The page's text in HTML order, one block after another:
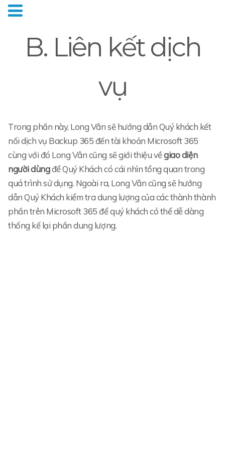
B. Liên kết dịch
vụ
Trong phần này, Long Vân sẽ hướng dẫn Quý khách kết
nối dịch vụ Backup 365 đến tài khoản Microsoft 365
cùng với đó Long Vân cũng sẽ giới thiệu vềgiao diện
người dùngđể Quý Khách có cái nhìn tổng quan trong
quá trình sử dụng. Ngoài ra, Long Vân cũng sẽ hướng
dẫn Quý Khách kiểm tra dung lượng của các thành thành
phần trên Microsoft 365 để quý khách có thể dễ dàng
thống kế lại phần dung lượng.